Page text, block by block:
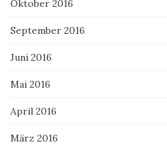
Oktober 2016
September 2016
Juni 2016
Mai 2016
April 2016
März 2016